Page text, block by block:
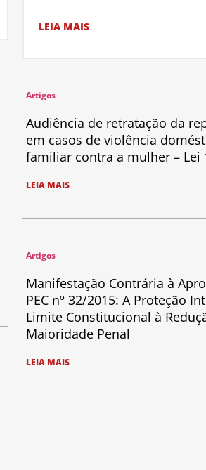
LEIA MAIS
Artigos
Audiência de retratação da
em casos de violência
familiar contra a mulher – Lei
LEIA MAIS
Artigos
Manifestação Contrária à
PEC nº 32/2015: A Proteção
Limite Constitucional à
Maioridade Penal
LEIA MAIS